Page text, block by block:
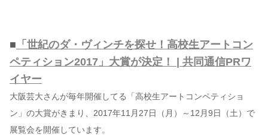
■ 「世紀のダ・ヴィンチを探せ！高校生アートコン
ペティション2017」大賞が決定！ | 共同通信PRワ
イヤー
大阪芸大さんが毎年開催してる「高校生アートコンペティショ
ン」の大賞がきまり、2017年11月27日（月）～12月9日（土）で
展覧会を開催しています。